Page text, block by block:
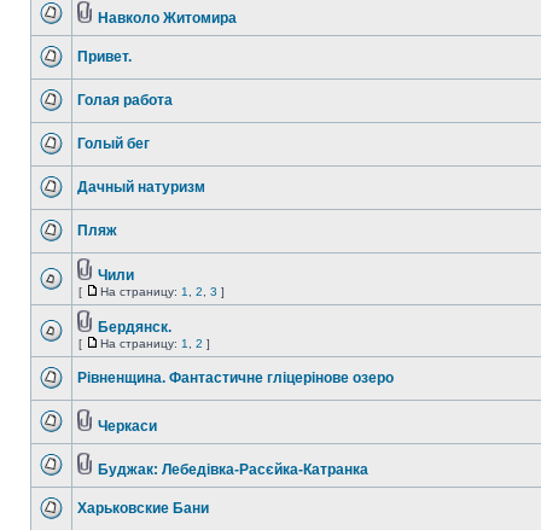
Навколо Житомира
Привет.
Голая работа
Голый бег
Дачный натуризм
Пляж
Чили
[ На страницу: 1 2 3 ]
Бердянск.
[ На страницу: 1 2 ]
Рівненщина. Фантастичне гліцерінове озеро
Черкаси
Буджак: Лебедівка-Расєйка-Катранка
Харьковские Бани